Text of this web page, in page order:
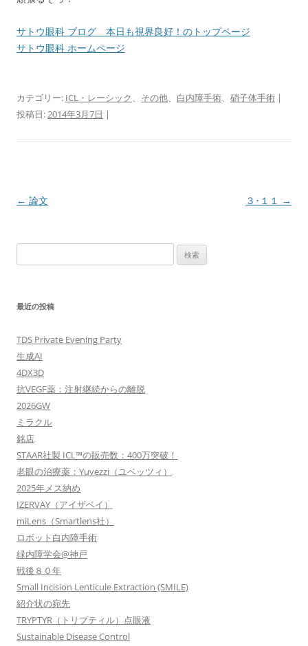
サトウ眼科 ブログ 本日も視界良好！のトップページ
サトウ眼科 ホームページ
カテゴリー: ICL・レーシック、 その他、 白内障手術、 硝子体手術 |
投稿日:2014年3月7日 |
投
ョ
ン
← 論文 ３･１１ →
索:
最近の投稿
TDS Private Evening Party
生成AI
4DX3D
抗VEGF薬：注射継続からの離脱
2026GW
ミラクル
銘店
STAAR社製 ICL™の販売数：400万突破！
老眼の治療薬：Yuvezzi（ユベッツィ）
2025年メス納め
IZERVAY（アイザベイ）
miLens（Smartlens社）
ロボット白内障手術
緑内障学会@神戸
戦後８０年
Small Incision Lenticule Extraction (SMILE)
紹介状の宛先
TRYPTYR（トリプティル）点眼液
Sustainable Disease Control